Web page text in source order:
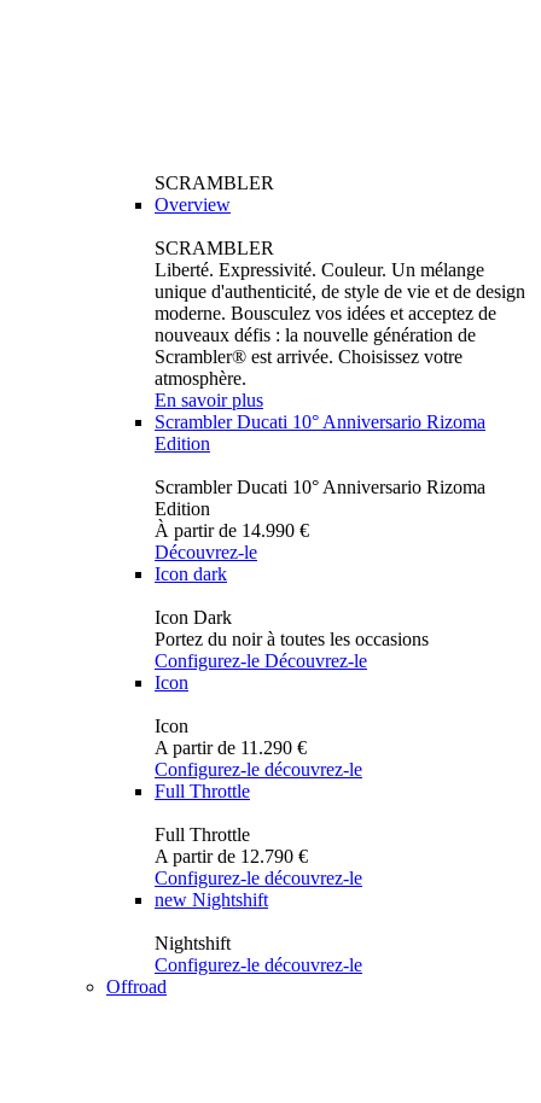
SCRAMBLER
Overview
SCRAMBLER
Liberté. Expressivité. Couleur. Un mélange
unique d'authenticité, de style de vie et de design
moderne. Bousculez vos idées et acceptez de
nouveaux défis : la nouvelle génération de
Scrambler® est arrivée. Choisissez votre
atmosphère.
En savoir plus
Scrambler Ducati 10° Anniversario Rizoma
Edition
Scrambler Ducati 10° Anniversario Rizoma
Edition
À partir de 14.990 €
Découvrez-le
Icon dark
Icon Dark
Portez du noir à toutes les occasions
Configurez-le Découvrez-le
Icon
Icon
A partir de 11.290 €
Configurez-le découvrez-le
Full Throttle
Full Throttle
A partir de 12.790 €
Configurez-le découvrez-le
new Nightshift
Nightshift
Configurez-le découvrez-le
Offroad